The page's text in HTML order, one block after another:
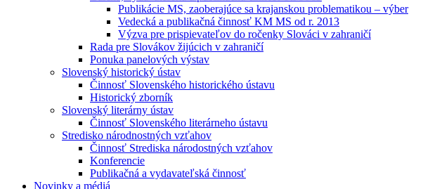
Publikácie MS, zaoberajúce sa krajanskou problematikou – výber
Vedecká a publikačná činnosť KM MS od r. 2013
Výzva pre prispievateľov do ročenky Slováci v zahraničí
Rada pre Slovákov žijúcich v zahraničí
Ponuka panelových výstav
Slovenský historický ústav
Činnosť Slovenského historického ústavu
Historický zborník
Slovenský literárny ústav
Činnosť Slovenského literárneho ústavu
Stredisko národnostných vzťahov
Činnosť Strediska národostných vzťahov
Konferencie
Publikačná a vydavateľská činnosť
Novinky a médiá